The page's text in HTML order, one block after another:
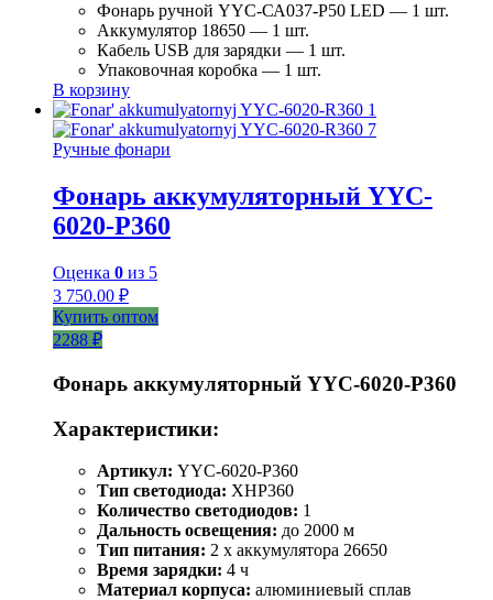
Фонарь ручной YYC-СА037-Р50 LED — 1 шт.
Аккумулятор 18650 — 1 шт.
Кабель USB для зарядки — 1 шт.
Упаковочная коробка — 1 шт.
В корзину
Ручные фонари
Фонарь аккумуляторный YYC-
6020-Р360
Оценка 0 из 5
3 750.00 ₽
Купить оптом
2288 ₽
Фонарь аккумуляторный YYC-6020-P360
Характеристики:
Артикул: YYC-6020-P360
Тип светодиода: XHP360
Количество светодиодов: 1
Дальность освещения: до 2000 м
Тип питания: 2 x аккумулятора 26650
Время зарядки: 4 ч
Материал корпуса: алюминиевый сплав